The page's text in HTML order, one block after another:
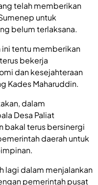
telah memberikan
untuk
belum terlaksana.
ini tentu memberikan
bekerja
dan kesejahteraan
Kades Maharuddin.
dalam
Desa Paliat
bakal terus bersinergi
daerah untuk
lagi dalam menjalankan
pemerintah pusat